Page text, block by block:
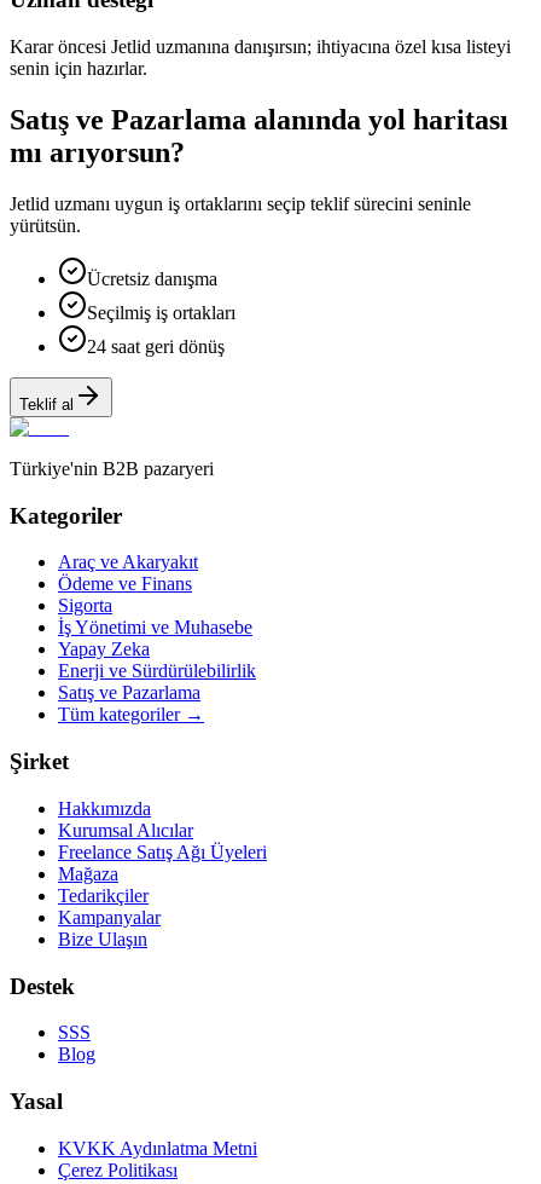
Karar öncesi Jetlid uzmanına danışırsın; ihtiyacına özel kısa listeyi
senin için hazırlar.
Satış ve Pazarlama alanında yol haritası
mı arıyorsun?
Jetlid uzmanı uygun iş ortaklarını seçip teklif sürecini seninle
yürütsün.
Ücretsiz danışma
Seçilmiş iş ortakları
24 saat geri dönüş
Teklif al
Türkiye'nin B2B pazaryeri
Kategoriler
Araç ve Akaryakıt
Ödeme ve Finans
Sigorta
İş Yönetimi ve Muhasebe
Yapay Zeka
Enerji ve Sürdürülebilirlik
Satış ve Pazarlama
Tüm kategoriler→
Şirket
Hakkımızda
Kurumsal Alıcılar
Freelance Satış Ağı Üyeleri
Mağaza
Tedarikçiler
Kampanyalar
Bize Ulaşın
Destek
SSS
Blog
Yasal
KVKK Aydınlatma Metni
Çerez Politikası